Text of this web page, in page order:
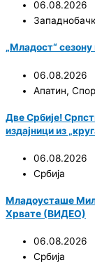
06.08.2026
„Младост“
06.08.2026
Апатин,
Две Србије!
издајници из
06.08.2026
Србија
Младоусташе Миле
Хрвате (ВИДЕО)
06.08.2026
Србија